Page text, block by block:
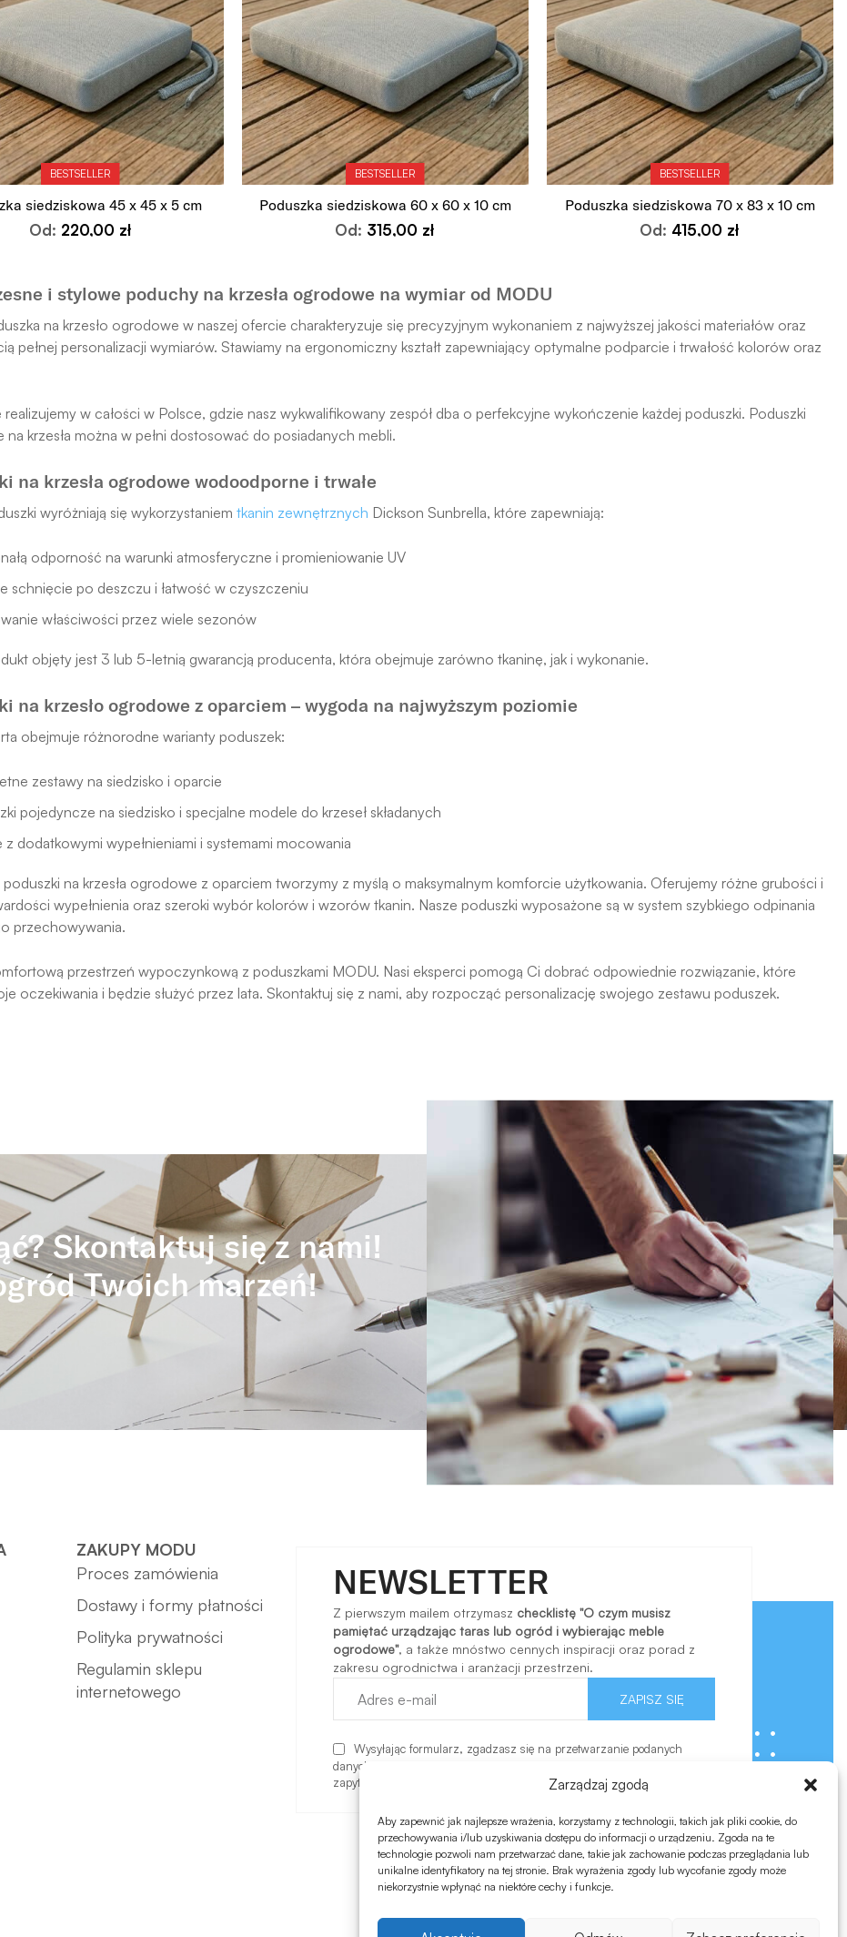
Zarządzaj zgodą
Aby zapewnić jak najlepsze wrażenia, korzystamy z technologii, takich jak pliki cookie, do
przechowywania i/lub uzyskiwania dostępu do informacji o urządzeniu. Zgoda na te
technologie pozwoli nam przetwarzać dane, takie jak zachowanie podczas przeglądania lub
unikalne identyfikatory na tej stronie. Brak wyrażenia zgody lub wycofanie zgody może
niekorzystnie wpłynąć na niektóre cechy i funkcje.
BESTSELLER
siedziskowa 45 x 45 x 5 cm
Od: 220,00 zł
BESTSELLER
Poduszka siedziskowa 60 x 60 x 10 cm
Od: 315,00 zł
BESTSELLER
Poduszka siedziskowa 70 x 83 x 10 cm
Od: 415,00 zł
i stylowe poduchy na krzesła ogrodowe na wymiar od MODU
na krzesło ogrodowe w naszej ofercie charakteryzuje się precyzyjnym wykonaniem z najwyższej jakości materiałów oraz
pełnej personalizacji wymiarów. Stawiamy na ergonomiczny kształt zapewniający optymalne podparcie i trwałość kolorów oraz
realizujemy w całości w Polsce, gdzie nasz wykwalifikowany zespół dba o perfekcyjne wykończenie każdej poduszki. Poduszki
krzesła można w pełni dostosować do posiadanych mebli.
na krzesła ogrodowe wodoodporne i trwałe
wyróżniają się wykorzystaniem tkanin zewnętrznych Dickson Sunbrella, które zapewniają:
odporność na warunki atmosferyczne i promieniowanie UV
schnięcie po deszczu i łatwość w czyszczeniu
właściwości przez wiele sezonów
objęty jest 3 lub 5-letnią gwarancją producenta, która obejmuje zarówno tkaninę, jak i wykonanie.
na krzesło ogrodowe z oparciem – wygoda na najwyższym poziomie
obejmuje różnorodne warianty poduszek:
zestawy na siedzisko i oparcie
pojedyncze na siedzisko i specjalne modele do krzeseł składanych
z dodatkowymi wypełnieniami i systemami mocowania
poduszki na krzesła ogrodowe z oparciem tworzymy z myślą o maksymalnym komforcie użytkowania. Oferujemy różne grubości i
wypełnienia oraz szeroki wybór kolorów i wzorów tkanin. Nasze poduszki wyposażone są w system szybkiego odpinania
przechowywania.
przestrzeń wypoczynkową z poduszkami MODU. Nasi eksperci pomogą Ci dobrać odpowiednie rozwiązanie, które
oczekiwania i będzie służyć przez lata. Skontaktuj się z nami, aby rozpocząć personalizację swojego zestawu poduszek.
Skontaktuj się z nami!
Twoich marzeń!
ZAKUPY MODU
Proces zamówienia
Dostawy i formy płatności
Polityka prywatności
Regulamin sklepu
internetowego
NEWSLETTER
Z pierwszym mailem otrzymasz checklistę "O czym musisz
pamiętać urządzając taras lub ogród i wybierając meble
ogrodowe", a także mnóstwo cennych inspiracji oraz porad z
zakresu ogrodnictwa i aranżacji przestrzeni.
Wysyłając formularz, zgadzasz się na przetwarzanie podanych
danych oraz komunikację w celach związanych z realizacją przesłanego
zapytania. Więcej informacji znajdziesz wpolityce prywatności.
ZAPISZ SIĘ